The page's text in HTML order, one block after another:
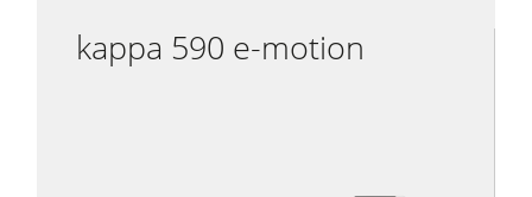
kappa 590 e-motion